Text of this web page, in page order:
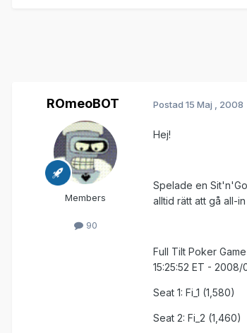
ROmeoBOT
Members
90
Postad 15 Maj , 2008
Hej!
Spelade en
alltid rätt att gå all-
Full Tilt Poker
15:25:52 ET - 2008/
Seat 1: Fi_1 (1,580)
Seat 2: Fi_2 (1,460)